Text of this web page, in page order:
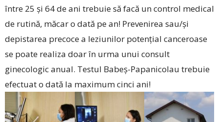
între 25 și 64 de ani trebuie să facă un control medical
de rutină, măcar o dată pe an! Prevenirea sau/și
depistarea precoce a leziunilor potențial canceroase
se poate realiza doar în urma unui consult
ginecologic anual. Testul Babeș-Papanicolau trebuie
efectuat o dată la maximum cinci ani!